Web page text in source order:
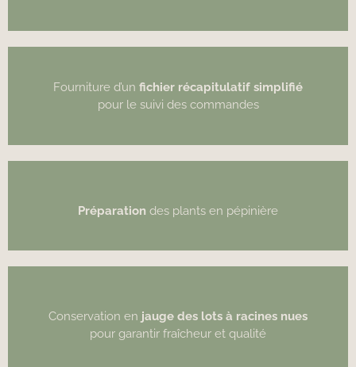
Fourniture d’un fichier récapitulatif simplifié
pour le suivi des commandes
Préparation des plants en pépinière
Conservation en jauge des lots à racines nues
pour garantir fraîcheur et qualité